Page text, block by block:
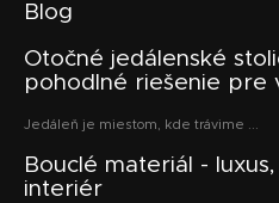
Blog
Otočné jedálenské
pohodlné riešenie pre
Jedáleň je miestom, kde trávime ...
Bouclé materiál -
interiér